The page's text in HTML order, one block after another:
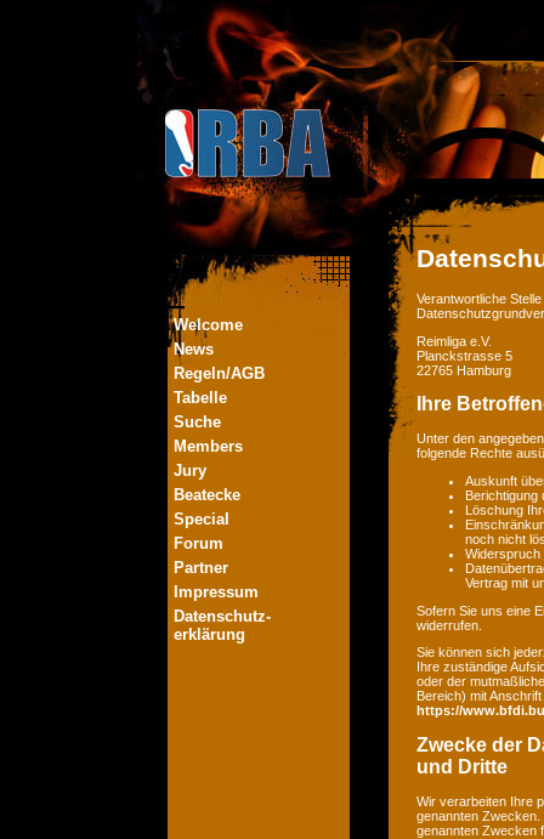
Welcome
News
Regeln/AGB
Tabelle
Suche
Members
Jury
Beatecke
Special
Forum
Partner
Impressum
Datenschutz-
erklärung
Verantwortliche
Reimliga e.V.
Planckstrasse 5
22765 Hamburg
Ihre
Unter den
folgende Rechte
Auskunft
Berichtigung
Löschung
noch nicht
Widerspruch
Vertrag mit
Sofern Sie uns eine
widerrufen.
Sie können sich
Ihre zuständige
oder der
Bereich) mit
https://
Zwecke der
und Dritte
Wir verarbeiten Ihre
genannten
genannten Zwecken